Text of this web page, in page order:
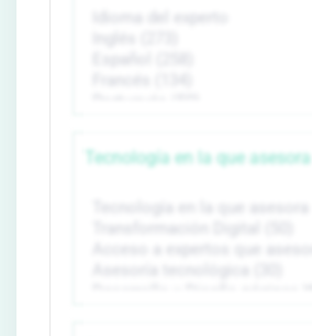
Tecnología en la que asesora